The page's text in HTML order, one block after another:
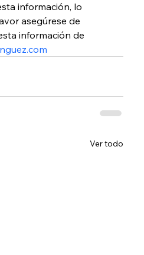
información, lo
asegúrese de
información de
Ver todo